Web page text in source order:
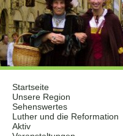
Startseite
Unsere Region
Sehenswertes
Luther und die Reformation
Aktiv